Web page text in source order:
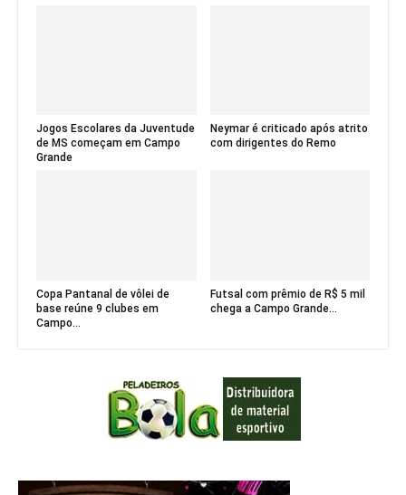
Jogos Escolares da Juventude
de MS começam em Campo
Grande
Neymar é criticado após atrito
com dirigentes do Remo
Copa Pantanal de vôlei de
base reúne 9 clubes em
Campo...
Futsal com prêmio de R$ 5 mil
chega a Campo Grande...